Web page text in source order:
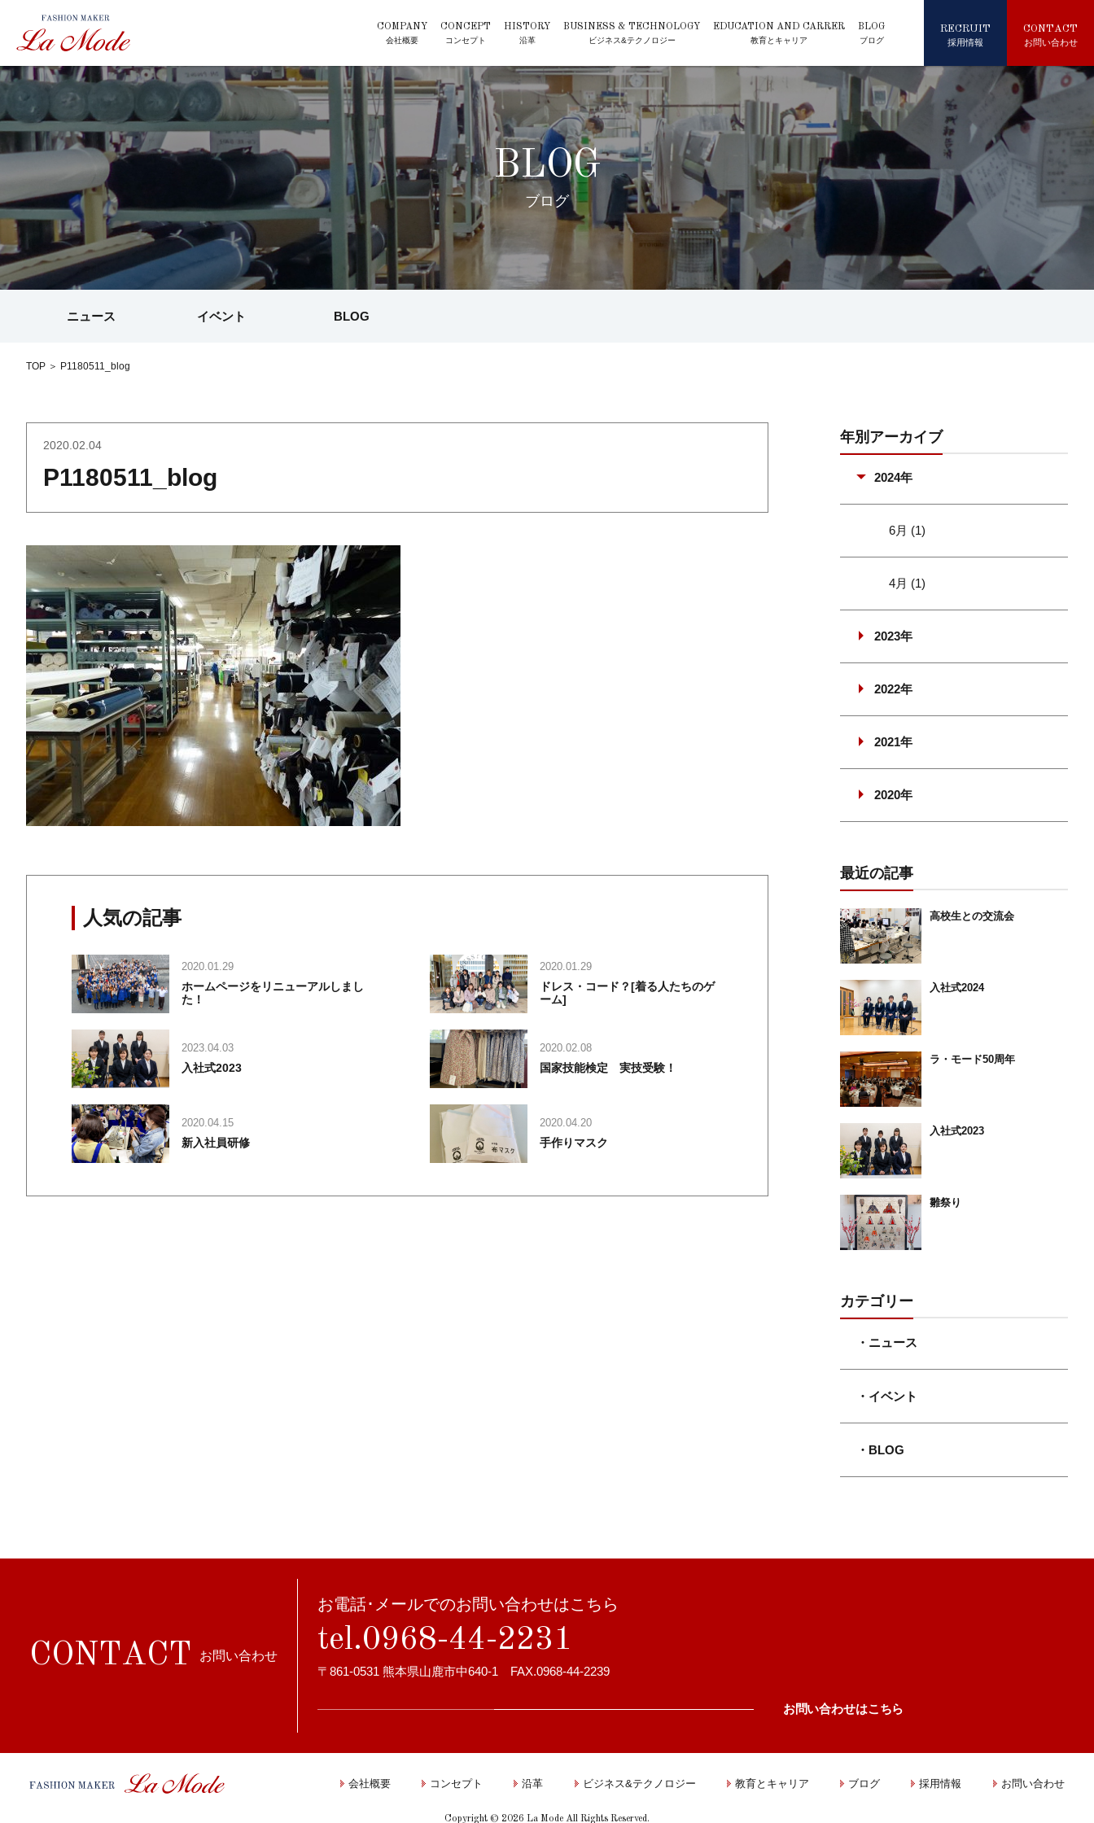
COMPANY
会社概要
CONCEPT
コンセプト
HISTORY
沿革
BUSINESS & TECHNOLOGY
ビジネス&テクノロジー
EDUCATION AND CARRER
教育とキャリア
BLOG
ブログ
RECRUIT
採用情報
CONTACT
お問い合わせ
BLOG
ブログ
ニュース イベント BLOG
TOP ＞ P1180511_blog
2020.02.04
P1180511_blog
人気の記事
2020.01.29
ホームページをリニューアルしまし
た！
2020.01.29
ドレス・コード？[着る人たちのゲ
ーム]
2023.04.03
入社式2023
2020.02.08
国家技能検定 実技受験！
2020.04.15
新入社員研修
2020.04.20
手作りマスク
年別アーカイブ
2024年
6月 (1)
4月 (1)
2023年
2022年
2021年
2020年
最近の記事
高校生との交流会
入社式2024
ラ・モード50周年
入社式2023
雛祭り
カテゴリー
・ニュース
・イベント
・BLOG
CON TACT お問い合わせ
お電話･メールでのお問い合わせはこちら
tel.0968-44-2231
〒861-0531 熊本県山鹿市中640-1 FAX.0968-44-2239
お問い合わせはこちら
会社概要 コンセプト 沿革 ビジネス&テクノロジー 教育とキャリア ブログ 採用情報 お問い合わせ
Copyright © 2026 La Mode All Rights Reserved.